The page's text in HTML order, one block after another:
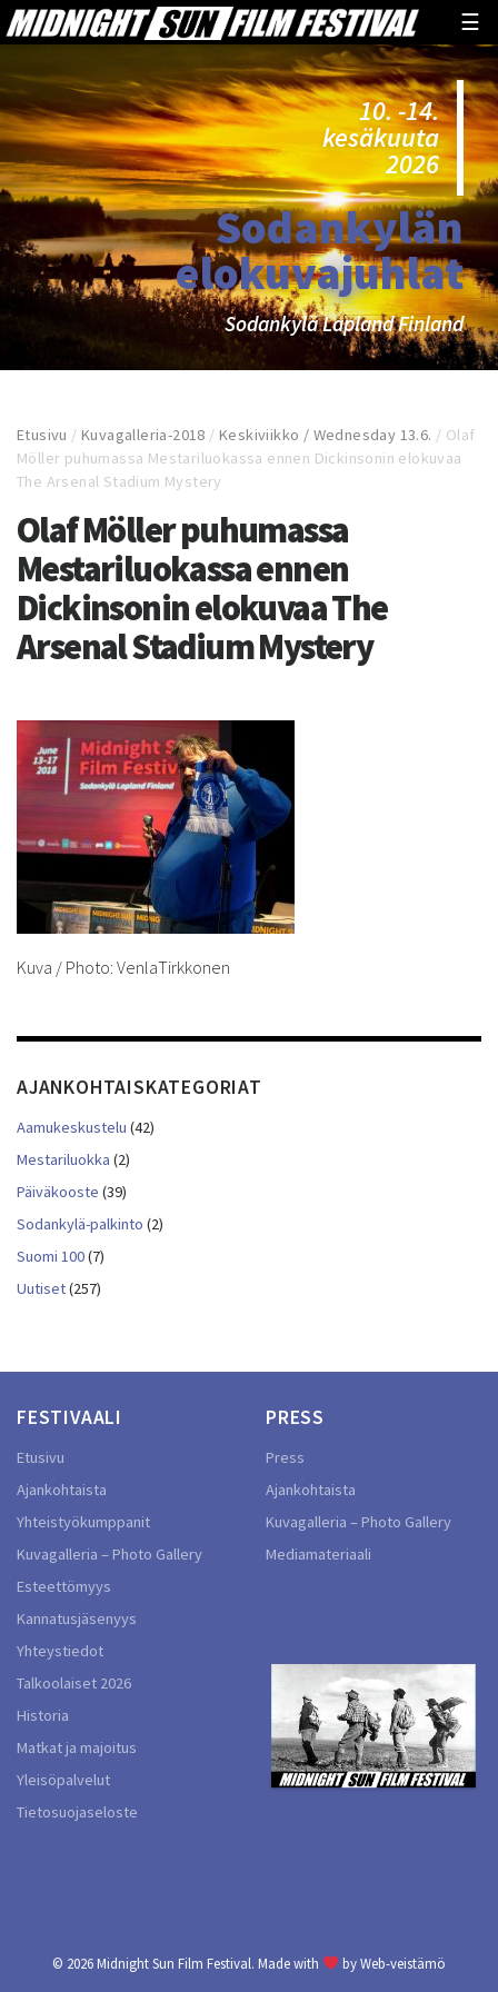
☰
10. -14.
kesäkuuta
2026
Sodankylän
elokuvajuhlat
Sodankylä Lapland Finland
Etusivu /Kuvagalleria-2018 /Keskiviikko / Wednesday 13.6. / Olaf
Möller puhumassa Mestariluokassa ennen Dickinsonin elokuvaa
The Arsenal Stadium Mystery
Olaf Möller puhumassa
Mestariluokassa ennen
Dickinsonin elokuvaa The
Arsenal Stadium Mystery
Kuva / Photo: VenlaTirkkonen
AJANKOHTAISKATEGORIAT
Aamukeskustelu (42)
Mestariluokka (2)
Päiväkooste (39)
Sodankylä-palkinto (2)
Suomi 100(7)
Uutiset(257)
FESTIVAALI
Etusivu
Ajankohtaista
Yhteistyökumppanit
Kuvagalleria – Photo Gallery
Esteettömyys
Kannatusjäsenyys
Yhteystiedot
Talkoolaiset 2026
Historia
Matkat ja majoitus
Yleisöpalvelut
Tietosuojaseloste
PRESS
Press
Ajankohtaista
Kuvagalleria – Photo Gallery
Mediamateriaali
© 2026Midnight Sun Film Festival. Made with byWeb-veistämö